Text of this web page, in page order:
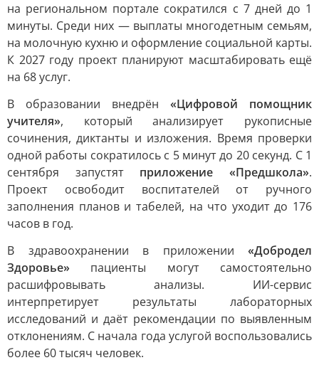
на региональном портале сократился с 7 дней до 1
минуты. Среди них — выплаты многодетным семьям,
на молочную кухню и оформление социальной карты.
К 2027 году проект планируют масштабировать ещё
на 68 услуг.
В образовании внедрён «Цифровой помощник
учителя», который анализирует рукописные
сочинения, диктанты и изложения. Время проверки
одной работы сократилось с 5 минут до 20 секунд. С 1
сентября запустят приложение «Предшкола».
Проект освободит воспитателей от ручного
заполнения планов и табелей, на что уходит до 176
часов в год.
В здравоохранении в приложении «Добродел
Здоровье» пациенты могут самостоятельно
расшифровывать анализы. ИИ-сервис
интерпретирует результаты лабораторных
исследований и даёт рекомендации по выявленным
отклонениям. С начала года услугой воспользовались
более 60 тысяч человек.